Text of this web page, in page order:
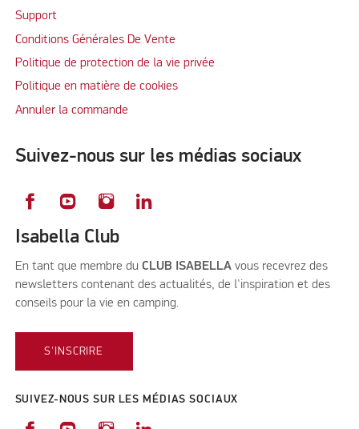
Support
Conditions Générales De Vente
Politique de protection de la vie privée
Politique en matière de cookies
Annuler la commande
Suivez-nous sur les médias sociaux
Isabella Club
En tant que membre du CLUB ISABELLA vous recevrez des
newsletters contenant des actualités, de l'inspiration et des
conseils pour la vie en camping.
S'INSCRIRE
SUIVEZ-NOUS SUR LES MÉDIAS SOCIAUX